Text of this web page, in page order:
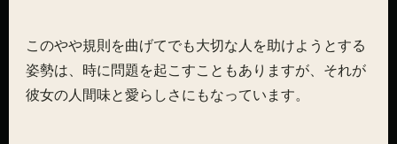
このやや規則を曲げてでも大切な人を助けようとする
姿勢は、時に問題を起こすこともありますが、それが
彼女の人間味と愛らしさにもなっています。